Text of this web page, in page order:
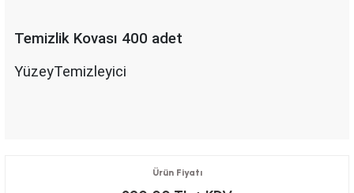
Temizlik Kovası 400 adet
YüzeyTemizleyici
Ürün Fiyatı